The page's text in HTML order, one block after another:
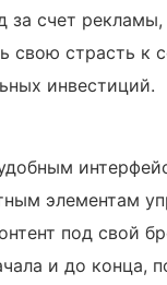
счет
свою страсть к
инвестиций.
элементам
под свой
и до конца,